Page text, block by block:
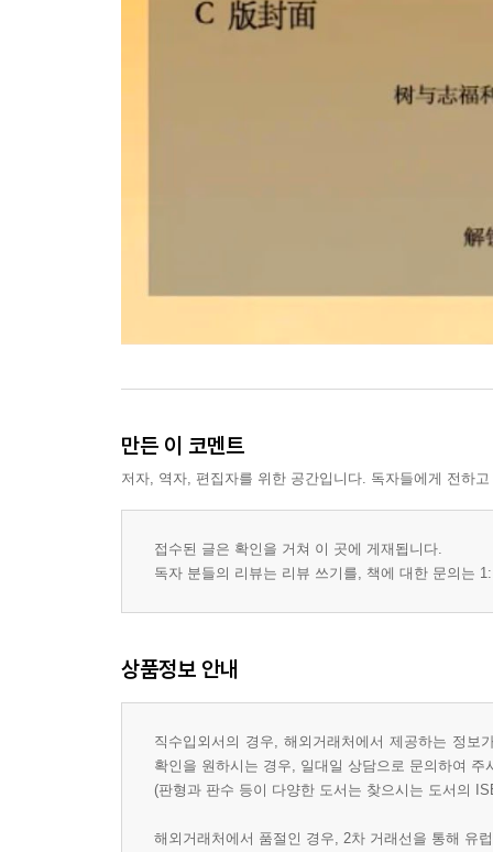
만든 이 코멘트
저자, 역자, 편집자를 위한 공간입니다. 독자들에게 전하
접수된 글은 확인을 거쳐 이 곳에 게재됩니다.
독자 분들의 리뷰는 리뷰 쓰기를, 책에 대한 문의는
상품정보 안내
직수입외서의 경우, 해외거래처에서 제공하는 정
확인을 원하시는 경우, 일대일 상담으로 문의하여 주
(판형과 판수 등이 다양한 도서는 찾으시는 도서의
해외거래처에서 품절인 경우, 2차 거래선을 통해 유